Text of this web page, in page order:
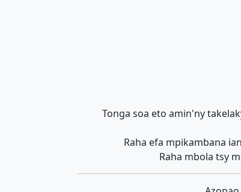
Tonga soa eto amin'ny
Raha efa mpikambana
Raha mbola tsy